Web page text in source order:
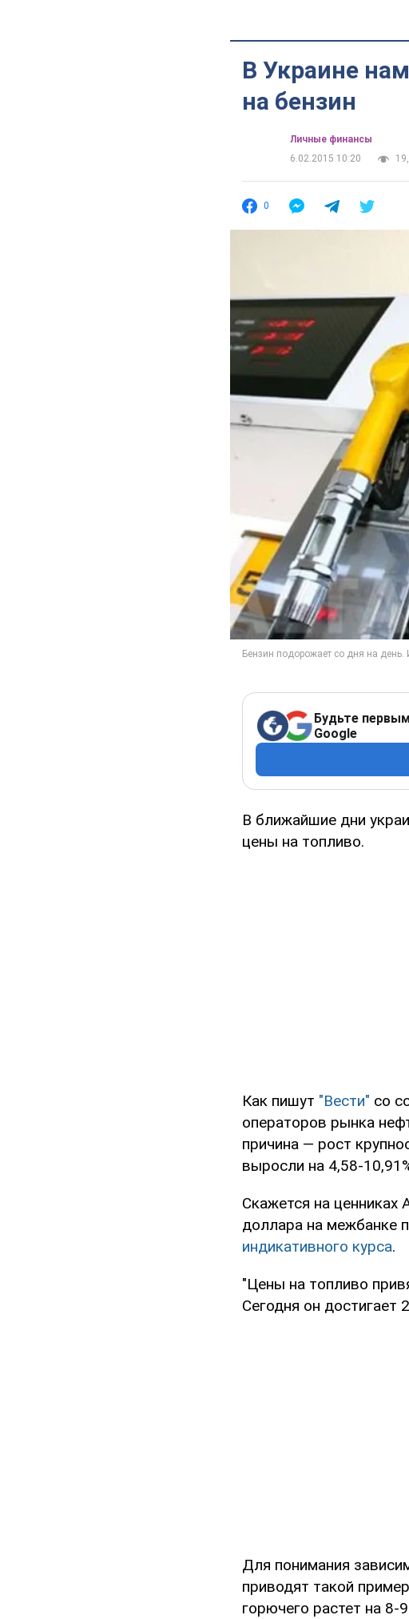
В Украине
на бензин
Личные финансы
6.02.2015 10:20
0
Будьте
Google
В ближайшие дни
цены на топливо.
Как пишут "Вести" со
операторов рынка
причина — рост
выросли на 4,58-
Скажется на
доллара на межбанке
индикативного курса.
"Цены на топливо
Сегодня он достигает
Для понимания
приводят такой
горючего растет на 8-